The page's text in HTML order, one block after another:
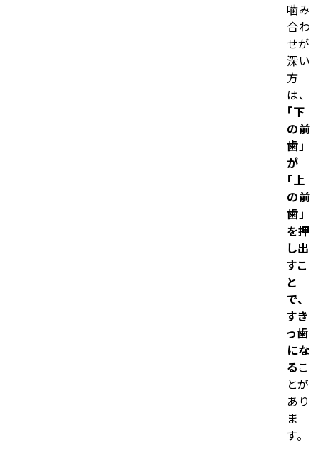
噛み
合わ
せが
深い
方
は、
「下
の前
歯」
が
「上
の前
歯」
を押
し出
すこ
と
で、
すき
っ歯
にな
るこ
とが
あり
ま
す。